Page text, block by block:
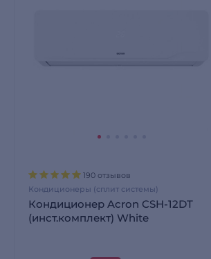
190 отзывов
Кондиционеры (сплит системы)
Кондиционер Acron CSH-12DT
(инст.комплект) White